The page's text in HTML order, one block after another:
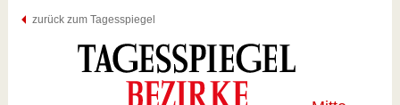
zurück zum Tagesspiegel